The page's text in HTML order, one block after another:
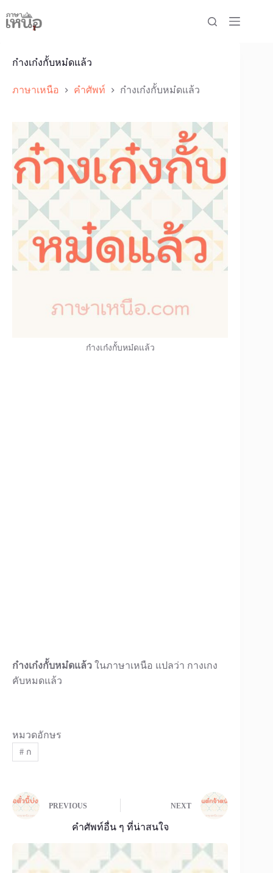
to
content
ก๋างเก๋งกั้บหม๋ดแล้ว
ภาษาเหนือ คำศัพท์ ก๋างเก๋งกั้บหม๋ดแล้ว
ก๋างเก๋งกั้บหม๋ดแล้ว
ก๋างเก๋งกั้บหม๋ดแล้ว ในภาษาเหนือ แปลว่า กางเกง
คับหมดแล้ว
หมวดอักษร
#ก
PREVIOUS NEXT
คำศัพท์อื่น ๆ ที่น่าสนใจ